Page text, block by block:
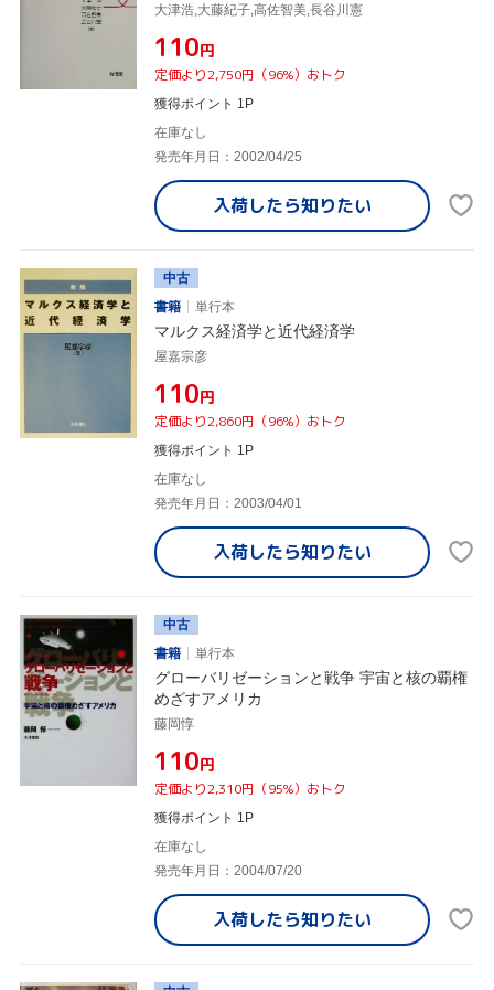
大津浩,大藤紀子,高佐智美,長谷川憲
¥110円
定価より2,750円（96%）おトク
獲得ポイント 1P
在庫なし
発売年月日：2002/04/25
入荷したら知りたい
中古
書籍
単行本
マルクス経済学と近代経済学
屋嘉宗彦
¥110円
定価より2,860円（96%）おトク
獲得ポイント 1P
在庫なし
発売年月日：2003/04/01
入荷したら知りたい
中古
書籍
単行本
グローバリゼーションと戦争 宇宙と核の覇権
めざすアメリカ
藤岡惇
¥110円
定価より2,310円（95%）おトク
獲得ポイント 1P
在庫なし
発売年月日：2004/07/20
入荷したら知りたい